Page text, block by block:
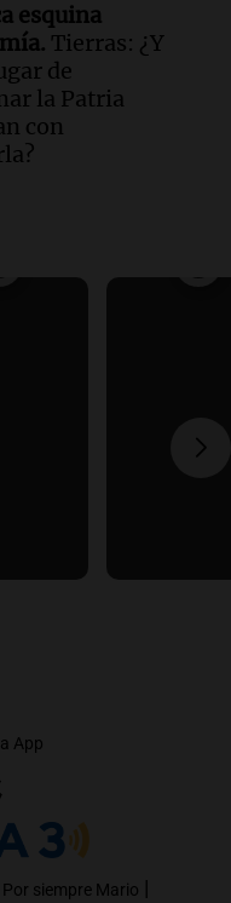
esquina
Tierras: ¿Y
de
la Patria
con
App
Por siempre Mario |